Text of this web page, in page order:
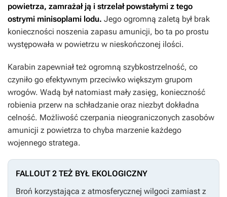
powietrza, zamrażał ją i strzelał powstałymi z tego
ostrymi minisoplami lodu. Jego ogromną zaletą był brak
konieczności noszenia zapasu amunicji, bo ta po prostu
występowała w powietrzu w nieskończonej ilości.
Karabin zapewniał też ogromną szybkostrzelność, co
czyniło go efektywnym przeciwko większym grupom
wrogów. Wadą był natomiast mały zasięg, konieczność
robienia przerw na schładzanie oraz niezbyt dokładna
celność. Możliwość czerpania nieograniczonych zasobów
amunicji z powietrza to chyba marzenie każdego
wojennego stratega.
FALLOUT 2 TEŻ BYŁ EKOLOGICZNY
Broń korzystająca z atmosferycznej wilgoci zamiast z